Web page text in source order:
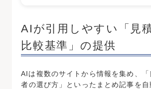
AIが引用しやすい「見
比較基準」の提供
AIは複数のサイトから情報を集め、
者の選び方」といったまとめ記事を自